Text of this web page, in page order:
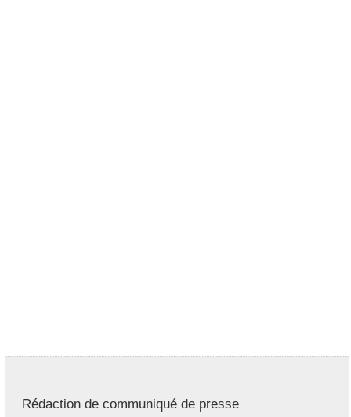
Rédaction de communiqué de presse